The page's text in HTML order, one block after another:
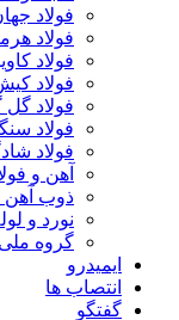
فولاد
فولاد
فولاد
فولاد
فولاد گل
فولاد
فولاد
آهن و
ذوب آهن
نورد و
گروه ملی
ایمیدرو
انتصاب ها
گفتگو